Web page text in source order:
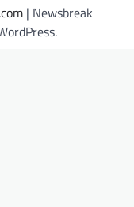
| Newsbreak
.